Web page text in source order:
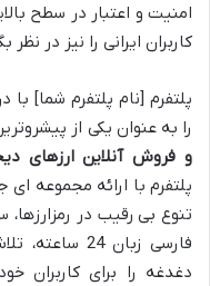
امنیت و اعتبار در سطح
کاربران ایرانی را نیز در
پلتفرم [نام پلتفرم شما]
را به عنوان یکی از
و فروش آنلاین ارزهای
پلتفرم با ارائه مجموعه
تنوع بی رقیب در
فارسی زبان
دغدغه را برای کاربران